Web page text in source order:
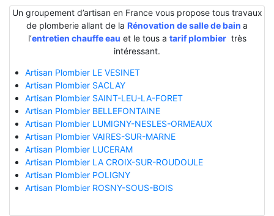
Un groupement d’artisan en France vous propose tous travaux
de plomberie allant de la Rénovation de salle de bain a
l’entretien chauffe eau et le tous a tarif plombiertrès
intéressant.
Artisan Plombier LE VESINET
Artisan Plombier SACLAY
Artisan Plombier SAINT-LEU-LA-FORET
Artisan Plombier BELLEFONTAINE
Artisan Plombier LUMIGNY-NESLES-ORMEAUX
Artisan Plombier VAIRES-SUR-MARNE
Artisan Plombier LUCERAM
Artisan Plombier LA CROIX-SUR-ROUDOULE
Artisan Plombier POLIGNY
Artisan Plombier ROSNY-SOUS-BOIS